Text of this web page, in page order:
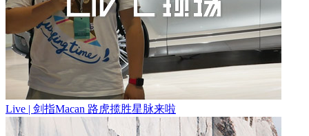
Live | 剑指Macan 路虎揽胜星脉来啦